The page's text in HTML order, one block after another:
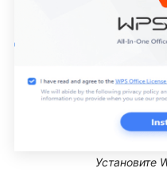
Установите